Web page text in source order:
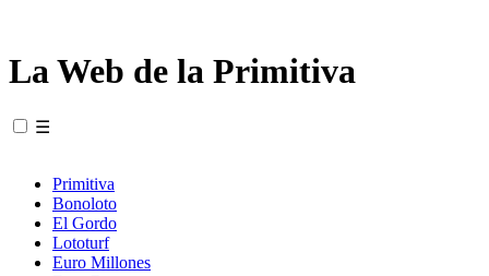
La Web de la Primitiva
☰
Primitiva
Bonoloto
El Gordo
Lototurf
Euro Millones